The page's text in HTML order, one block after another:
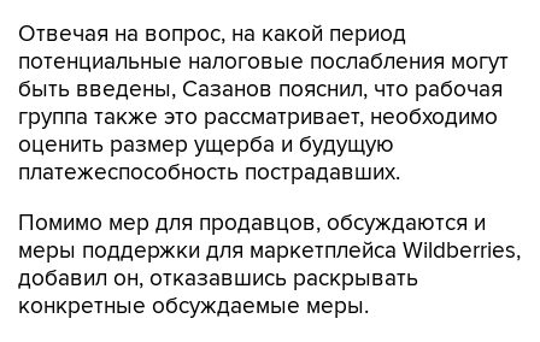
Отвечая на вопрос, на какой период
потенциальные налоговые послабления могут
быть введены, Сазанов пояснил, что рабочая
группа также это рассматривает, необходимо
оценить размер ущерба и будущую
платежеспособность пострадавших.
Помимо мер для продавцов, обсуждаются и
меры поддержки для маркетплейса Wildberries,
добавил он, отказавшись раскрывать
конкретные обсуждаемые меры.